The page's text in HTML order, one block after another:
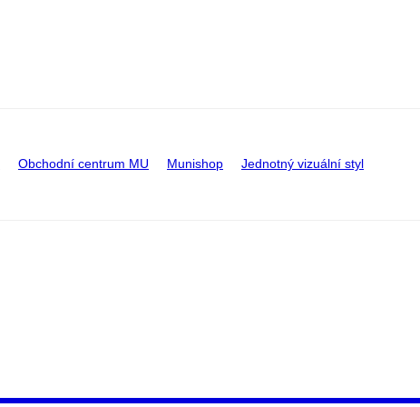
Obchodní centrum MU Munishop Jednotný vizuální styl